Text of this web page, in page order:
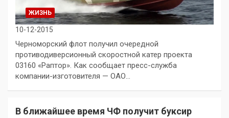
ЖИЗНЬ
10-12-2015
Черноморский флот получил очередной
противодиверсионный скоростной катер проекта
03160 «Раптор». Как сообщает пресс-служба
компании-изготовителя — ОАО…
В ближайшее время ЧФ получит буксир